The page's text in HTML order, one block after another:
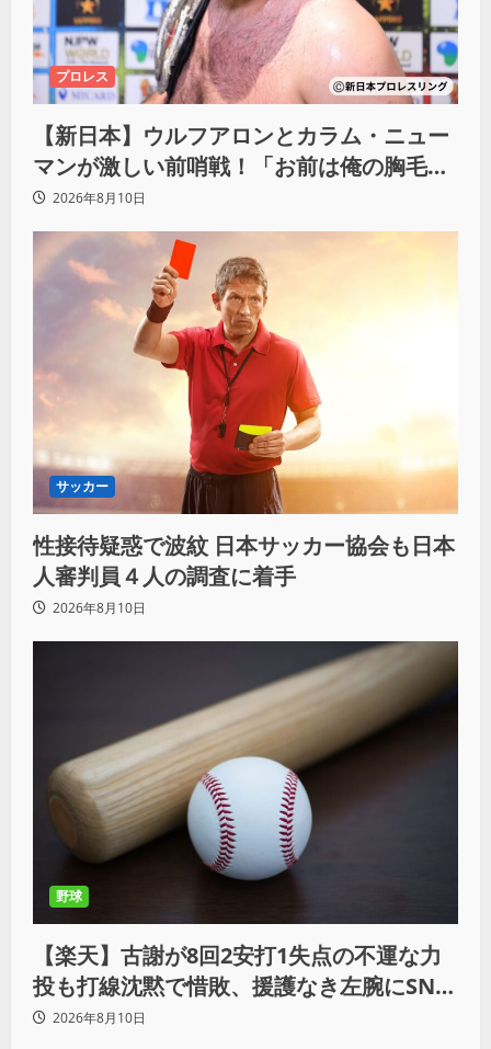
プロレス
【新日本】ウルフアロンとカラム・ニュー
マンが激しい前哨戦！「お前は俺の胸毛に
カラム(絡む)小バエと一緒だ」
2026年8月10日
サッカー
性接待疑惑で波紋 日本サッカー協会も日本
人審判員４人の調査に着手
2026年8月10日
野球
【楽天】古謝が8回2安打1失点の不運な力
投も打線沈黙で惜敗、援護なき左腕にSNS
では同情の声
2026年8月10日